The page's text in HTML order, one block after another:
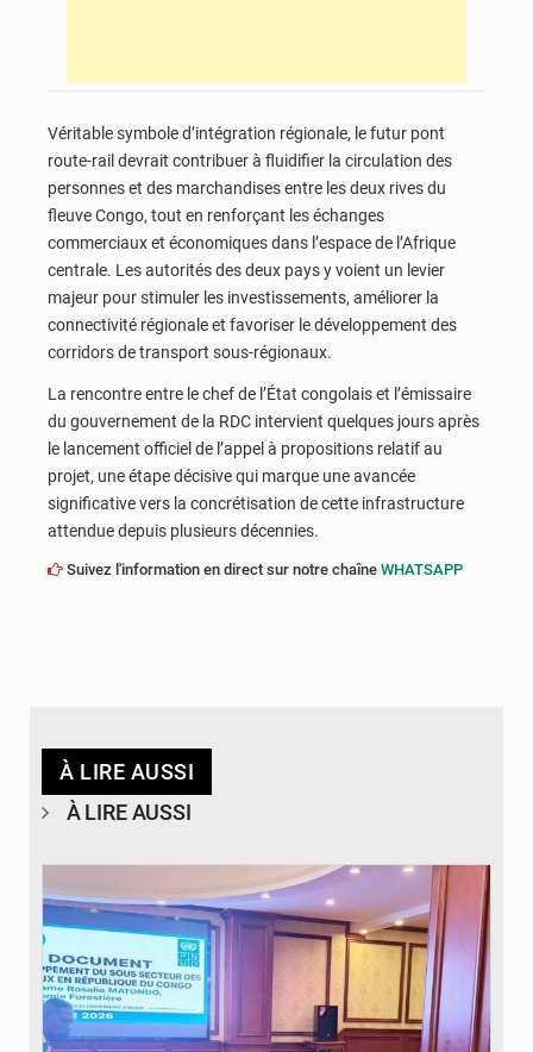
Véritable symbole d’intégration régionale, le futur pont
route-rail devrait contribuer à fluidifier la circulation des
personnes et des marchandises entre les deux rives du
fleuve Congo, tout en renforçant les échanges
commerciaux et économiques dans l’espace de l’Afrique
centrale. Les autorités des deux pays y voient un levier
majeur pour stimuler les investissements, améliorer la
connectivité régionale et favoriser le développement des
corridors de transport sous-régionaux.
La rencontre entre le chef de l’État congolais et l’émissaire
du gouvernement de la RDC intervient quelques jours après
le lancement officiel de l’appel à propositions relatif au
projet, une étape décisive qui marque une avancée
significative vers la concrétisation de cette infrastructure
attendue depuis plusieurs décennies.
Suivez l'information en direct sur notre chaîne WHATSAPP
À LIRE AUSSI
À LIRE AUSSI